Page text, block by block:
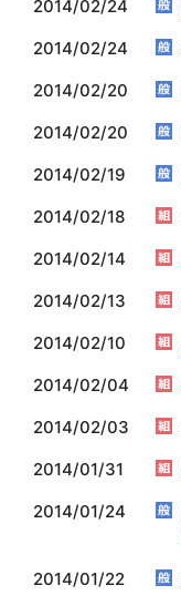
2014/02/24
2014/02/24
2014/02/20
2014/02/20
2014/02/19
2014/02/18
2014/02/14
2014/02/13
2014/02/10
2014/02/04
2014/02/03
2014/01/31
2014/01/24
2014/01/22